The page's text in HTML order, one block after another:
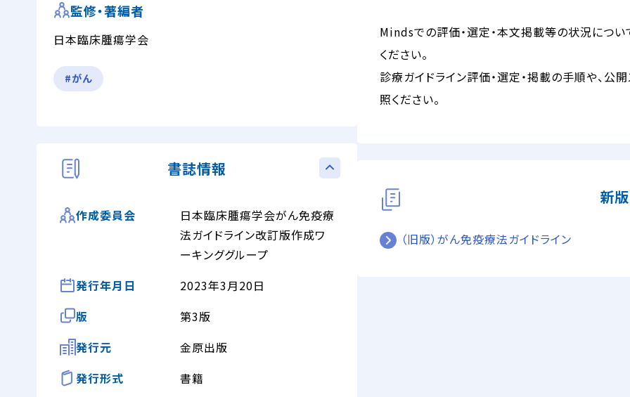
監修・著編者
日本臨床腫瘍学会
#がん
書誌情報
作成委員会
日本臨床腫瘍学会がん免疫療
法ガイドライン改訂版作成ワ
ーキンググループ
発行年月日
2023年3月20日
版
第3版
発行元
金原出版
発行形式
書籍
Mindsでの評価・選定・本文掲載等の状況につい
ください。
診療ガイドライン評価・選定・掲載の手順や、公
照ください。
新
（旧版）がん免疫療法ガイドライン